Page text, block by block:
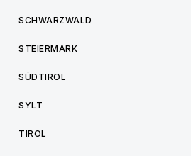
SCHWARZWALD
STEIERMARK
SÜDTIROL
SYLT
TIROL